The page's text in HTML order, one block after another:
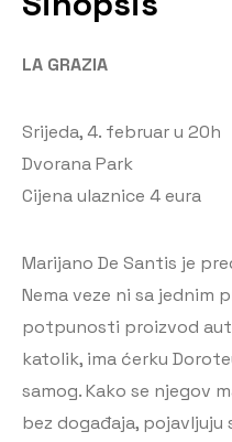
LA GRAZIA
Srijeda, 4. februar u 20h
Dvorana Park
Cijena ulaznice 4 eura
Marijano De Santis je
Nema veze ni sa jednim
potpunosti proizvod
katolik, ima ćerku
samog. Kako se njegov
bez događaja,